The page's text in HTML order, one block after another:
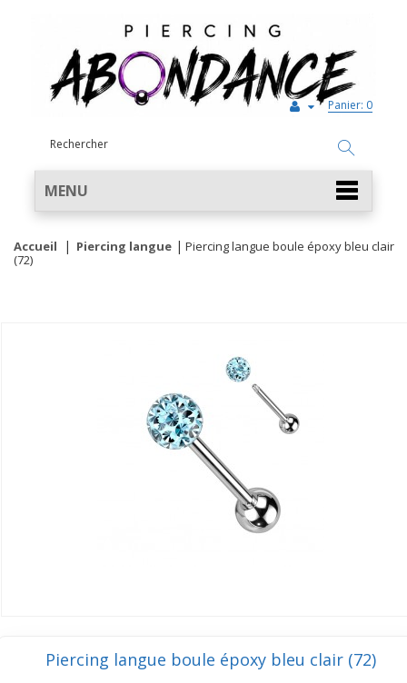
Panier: 0
MENU
Accueil Piercing langue
Piercing langue boule époxy bleu clair
(72)
Piercing langue boule époxy bleu clair (72)